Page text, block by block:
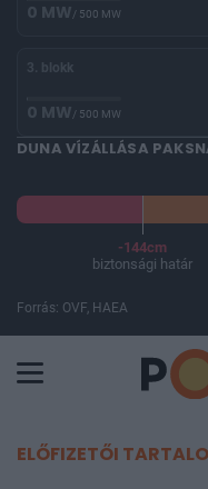
0 MW/ 500 MW
3. blokk
0 MW/ 500 MW
DUNA VÍZÁLLÁSA
-144cm
biztonsági határ
Forrás: OVF, HAEA
ELŐFIZETŐI